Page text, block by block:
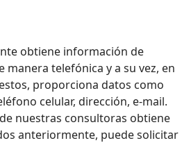
obtiene información de
manera telefónica y a su vez, en
proporciona datos como
celular, dirección, e-mail.
nuestras consultoras obtiene
anteriormente, puede solicitar